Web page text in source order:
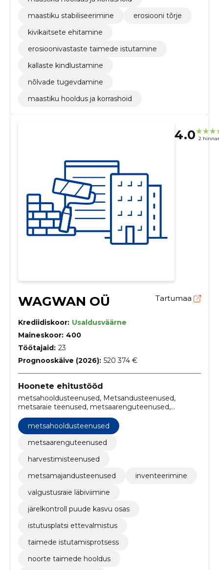
maastiku stabiliseerimine
erosiooni tõrje
kivikaitsete ehitamine
erosioonivastaste taimede istutamine
kallaste kindlustamine
nõlvade tugevdamine
maastiku hooldus ja korrashoid
4.0 2
WAGWAN OÜ Tartumaa
Krediidiskoor: Usaldusväärne
Maineskoor: 400
Töötajaid: 23
Prognooskäive (2026): 520 374 €
Hoonete ehitustööd
metsahooldusteenused, Metsandusteenused,
metsaraie teenused, metsaarenguteenused,
harvestimisteenused, metsamajandusteenused,
inventeerimine, valgustusraie läbiviimine, järelkontroll
puude kasvu osas, istutusplatsi ettevalmistus
metsahooldusteenused
metsaarenguteenused
harvestimisteenused
metsamajandusteenused
inventeerimine
valgustusraie läbiviimine
järelkontroll puude kasvu osas
istutusplatsi ettevalmistus
taimede istutamisprotsess
noorte taimede hooldus